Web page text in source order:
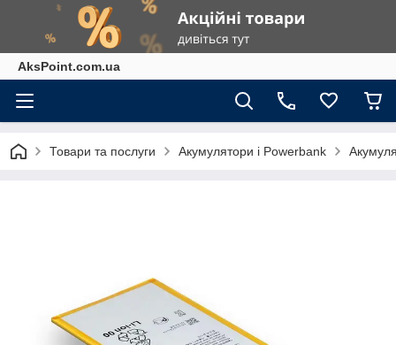
AksPoint.com.ua
Товари та послуги Акумулятори і Powerbank